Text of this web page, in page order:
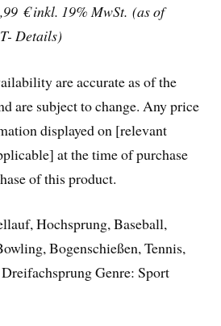
€inkl. 19% MwSt. (as of
Details)
are accurate as of the
are subject to change. Any price
displayed on [relevant
at the time of purchase
of this product.
Hochsprung, Baseball,
Bogenschießen, Tennis,
Genre: Sport